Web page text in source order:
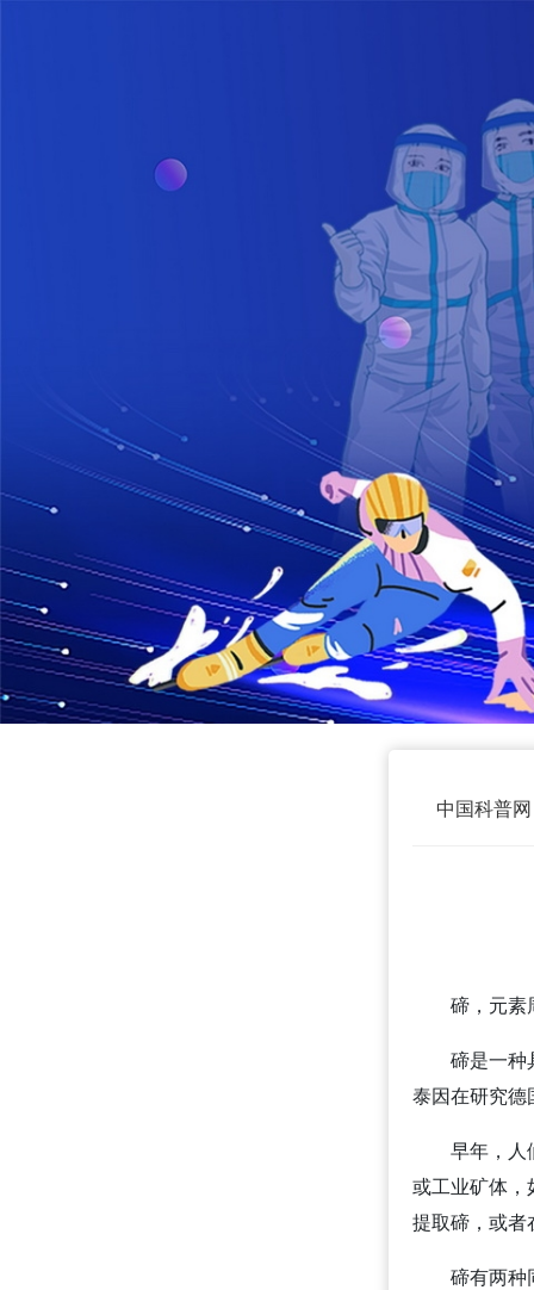
中国科普网
碲，元素
碲是一种
泰因在研究德
早年，人
或工业矿体，
提取碲，或者
碲有两种